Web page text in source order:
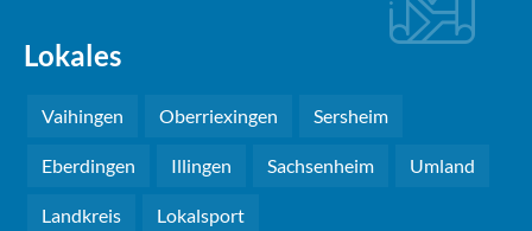
Lokales
Vaihingen Oberriexingen Sersheim
Eberdingen Illingen Sachsenheim Umland
Landkreis Lokalsport